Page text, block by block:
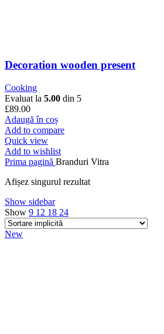
Decoration wooden present
Cooking
Evaluat la 5.00 din 5
£89.00
Adaugă în coș
Add to compare
Quick view
Add to wishlist
Prima pagină Branduri Vitra
Afișez singurul rezultat
Show sidebar
Show 9 12 18 24
New